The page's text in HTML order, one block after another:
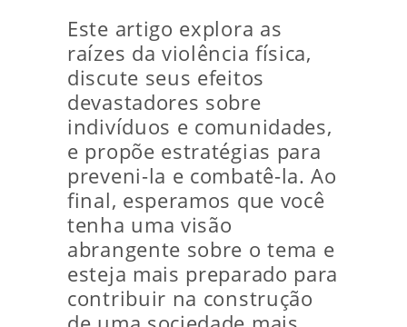
Este artigo explora as
raízes da violência física,
discute seus efeitos
devastadores sobre
indivíduos e comunidades,
e propõe estratégias para
preveni-la e combatê-la. Ao
final, esperamos que você
tenha uma visão
abrangente sobre o tema e
esteja mais preparado para
contribuir na construção